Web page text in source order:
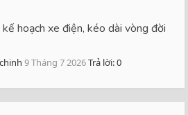
hoạch xe điện, kéo dài vòng đời
9 Tháng 7 2026Trả lời: 0